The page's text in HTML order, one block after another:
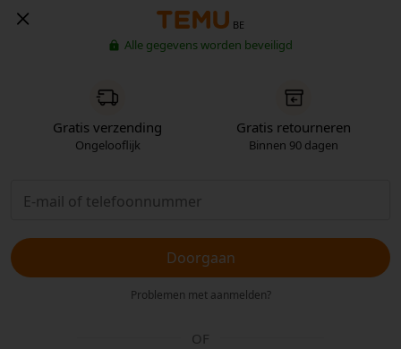
BE
Alle gegevens worden beveiligd
Gratis verzending
Ongelooflijk
Gratis retourneren
Binnen 90 dagen
Doorgaan
Problemen met aanmelden?
OF